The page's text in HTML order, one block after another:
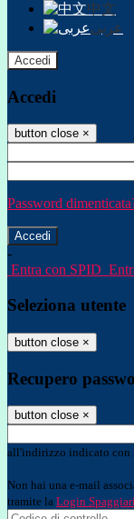
中文
عربى
Accedi
Accedi
button close ×
Password
-
Entra con SPID
Seleziona utente
button close ×
Recupero
button close ×
all'indirizzo indicato con
Non hai una e-mail
tramite la Login